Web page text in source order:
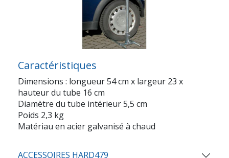
Caractéristiques
Dimensions : longueur 54 cm x largeur 23 x
hauteur du tube 16 cm
Diamètre du tube intérieur 5,5 cm
Poids 2,3 kg
Matériau en acier galvanisé à chaud
ACCESSOIRES HARD479